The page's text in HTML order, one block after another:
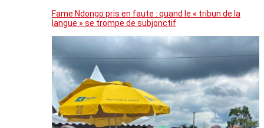
Fame Ndongo pris en faute : quand le « tribun de la
langue » se trompe de subjonctif